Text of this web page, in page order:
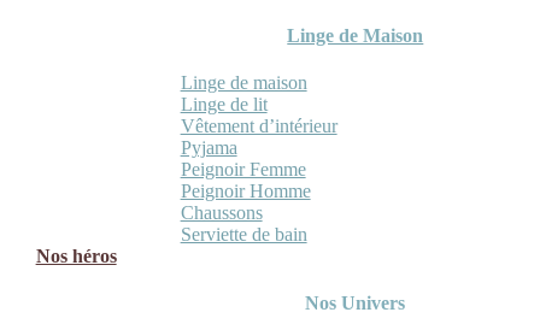
Linge de Maison
Linge de maison
Linge de lit
Vêtement d’intérieur
Pyjama
Peignoir Femme
Peignoir Homme
Chaussons
Serviette de bain
Nos héros
Nos Univers